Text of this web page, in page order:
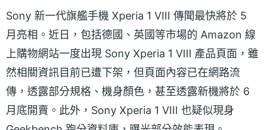
Sony 新一代旗艦手機 Xperia 1 VIII 傳聞最快將於 5
月亮相。近日，包括德國、英國等市場的 Amazon 線
上購物網站一度出現 Sony Xperia 1 VIII 產品頁面，雖
然相關資訊目前已遭下架，但頁面內容已在網路流
傳，透露部分規格、機身顏色，甚至透露新機將於 6
月底開賣。此外，Sony Xperia 1 VIII 也疑似現身